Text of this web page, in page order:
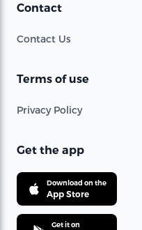
Contact
Contact Us
Terms of use
Privacy Policy
Get the app
Download on the
App Store
Get it on